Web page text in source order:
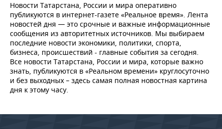
Новости Татарстана, России и мира оперативно
публикуются в интернет-газете «Реальное время». Лента
новостей дня — это срочные и важные информационные
сообщения из авторитетных источников. Мы выбираем
последние новости экономики, политики, спорта,
бизнеса, происшествий - главные события за сегодня.
Все новости Татарстана, России и мира, которые важно
знать, публикуются в «Реальном времени» круглосуточно
и без выходных – здесь самая полная новостная картина
дня к этому часу.